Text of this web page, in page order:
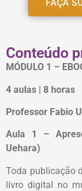
FAÇA
Conteúdo
MÓDULO 1 –
4 aulas | 8 horas
Professor Fabio
Aula 1 –
Uehara)
Toda publicação
livro digital no